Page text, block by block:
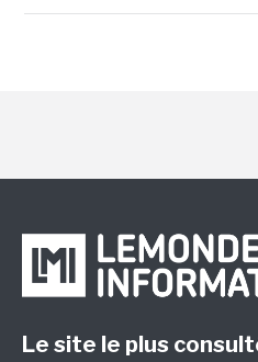
Le site le plus